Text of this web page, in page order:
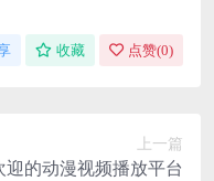
收藏 点赞(0)
上一篇
的动漫视频播放平台